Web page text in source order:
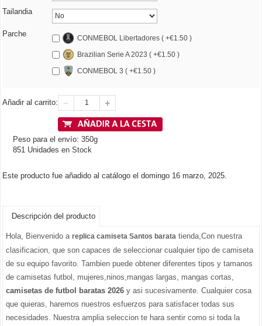
Tailandia
Parche
CONMEBOL Libertadores ( +€1.50 )
Brazilian Serie A 2023 ( +€1.50 )
CONMEBOL 3 ( +€1.50 )
Añadir al carrito:
Peso para el envío: 350g
851 Unidades en Stock
Este producto fue añadido al catálogo el domingo 16 marzo, 2025.
Descripción del producto
Hola, Bienvenido a replica camiseta Santos barata tienda,Con nuestra
clasificacion, que son capaces de seleccionar cualquier tipo de camiseta
de su equipo favorito. Tambien puede obtener diferentes tipos y tamanos
de camisetas futbol, mujeres,ninos,mangas largas, mangas cortas,
camisetas de futbol baratas 2026 y asi sucesivamente. Cualquier cosa
que quieras, haremos nuestros esfuerzos para satisfacer todas sus
necesidades. Nuestra amplia seleccion te hara sentir como si toda la